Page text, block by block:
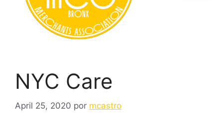
NYC Care
April 25, 2020 por mcastro